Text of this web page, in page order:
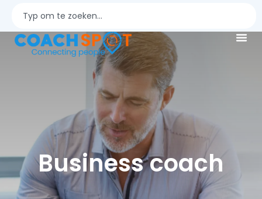
Business coach